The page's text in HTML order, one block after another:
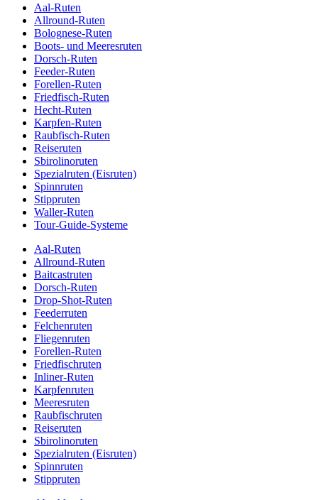
Aal-Ruten
Allround-Ruten
Bolognese-Ruten
Boots- und Meeresruten
Dorsch-Ruten
Feeder-Ruten
Forellen-Ruten
Friedfisch-Ruten
Hecht-Ruten
Karpfen-Ruten
Raubfisch-Ruten
Reiseruten
Sbirolinoruten
Spezialruten (Eisruten)
Spinnruten
Stippruten
Waller-Ruten
Tour-Guide-Systeme
Aal-Ruten
Allround-Ruten
Baitcastruten
Dorsch-Ruten
Drop-Shot-Ruten
Feederruten
Felchenruten
Fliegenruten
Forellen-Ruten
Friedfischruten
Inliner-Ruten
Karpfenruten
Meeresruten
Raubfischruten
Reiseruten
Sbirolinoruten
Spezialruten (Eisruten)
Spinnruten
Stippruten